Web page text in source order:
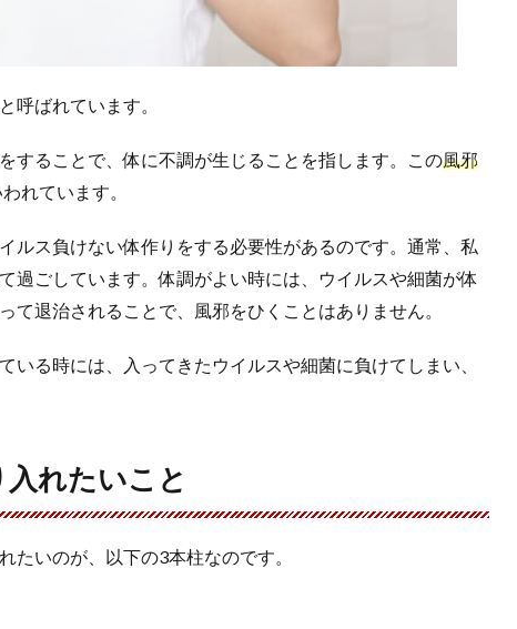
呼ばれています。
することで、体に不調が生じることを指します。この風邪
れています。
ルス負けない体作りをする必要性があるのです。通常、私
過ごしています。体調がよい時には、ウイルスや細菌が体
て退治されることで、風邪をひくことはありません。
いる時には、入ってきたウイルスや細菌に負けてしまい、
れたいこと
たいのが、以下の3本柱なのです。